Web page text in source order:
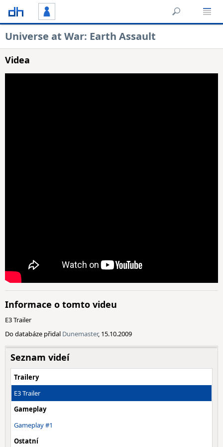
Universe at War: Earth Assault
Videa
Informace o tomto videu
E3 Trailer
Do databáze přidal Dunemaster, 15.10.2009
Seznam videí
Trailery
E3 Trailer
Gameplay
Gameplay #1
Ostatní